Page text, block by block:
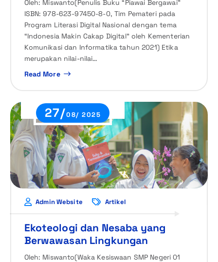
Oleh: Miswanto(Penulis Buku “Piawai Bergawai”
ISBN: 978-623-97450-8-0, Tim Pemateri pada
Program Literasi Digital Nasional dengan tema
“Indonesia Makin Cakap Digital” oleh Kementerian
Komunikasi dan Informatika tahun 2021) Etika
merupakan nilai-nilai…
Read More
27/08/ 2025
Admin Website Artikel
Ekoteologi dan Nesaba yang
Berwawasan Lingkungan
Oleh: Miswanto(Waka Kesiswaan SMP Negeri 01